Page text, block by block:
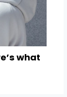
what